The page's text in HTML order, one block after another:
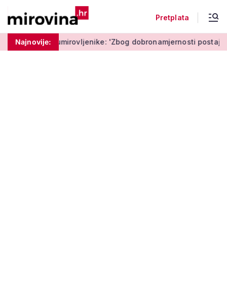
Pretplata
Najnovije:'Zbog dobronamjernosti postaju meta prijevare'